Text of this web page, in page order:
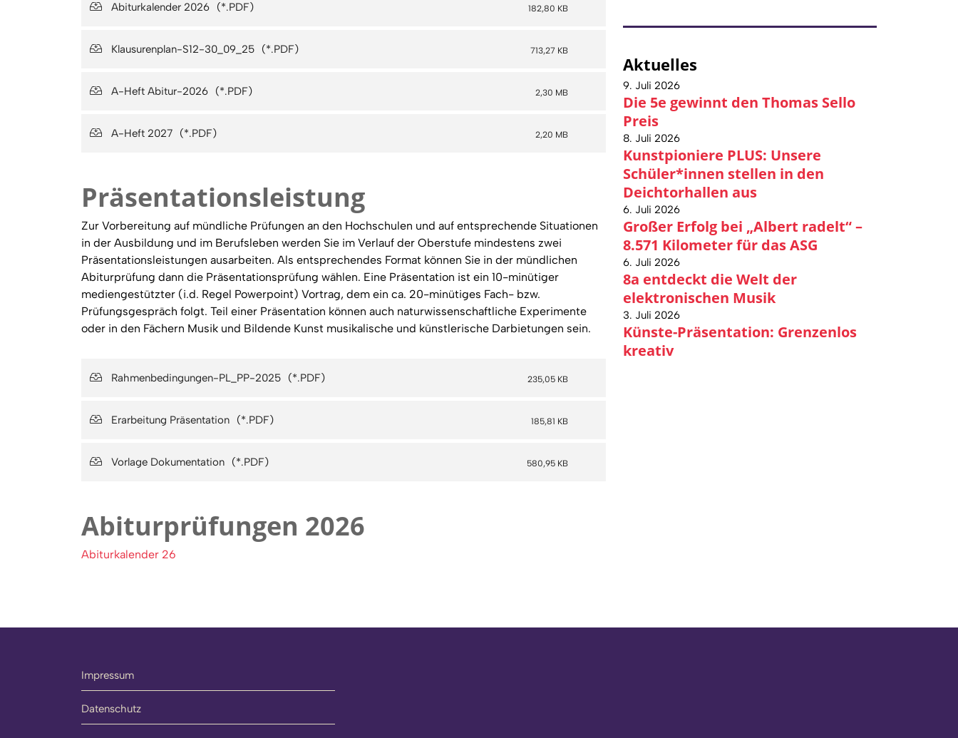
Abiturkalender 2026 182,80 KB
Klausurenplan-S12-30_09_25 713,27 KB
A-Heft Abitur-2026 2,30 MB
A-Heft 2027 2,20 MB
Präsentationsleistung
Zur Vorbereitung auf mündliche Prüfungen an den Hochschulen und auf entsprechende Situationen
in der Ausbildung und im Berufsleben werden Sie im Verlauf der Oberstufe mindestens zwei
Präsentationsleistungen ausarbeiten. Als entsprechendes Format können Sie in der mündlichen
Abiturprüfung dann die Präsentationsprüfung wählen. Eine Präsentation ist ein 10-minütiger
mediengestützter (i.d. Regel Powerpoint) Vortrag, dem ein ca. 20-minütiges Fach- bzw.
Prüfungsgespräch folgt. Teil einer Präsentation können auch naturwissenschaftliche Experimente
oder in den Fächern Musik und Bildende Kunst musikalische und künstlerische Darbietungen sein.
Rahmenbedingungen-PL_PP-2025 235,05 KB
Erarbeitung Präsentation 185,81 KB
Vorlage Dokumentation 580,95 KB
Abiturprüfungen 2026
Abiturkalender 26
Aktuelles
9. Juli 2026
Die 5e gewinnt den Thomas Sello
Preis
8. Juli 2026
Kunstpioniere PLUS: Unsere
Schüler*innen stellen in den
Deichtorhallen aus
6. Juli 2026
Großer Erfolg bei „Albert radelt“ –
8.571 Kilometer für das ASG
6. Juli 2026
8a entdeckt die Welt der
elektronischen Musik
3. Juli 2026
Künste-Präsentation: Grenzenlos
kreativ
Impressum
Datenschutz